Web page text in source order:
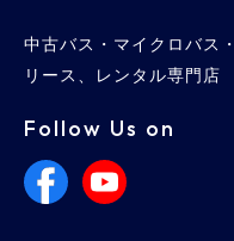
中古バス・マイクロバス
リース、レンタル専門店
Follow Us on